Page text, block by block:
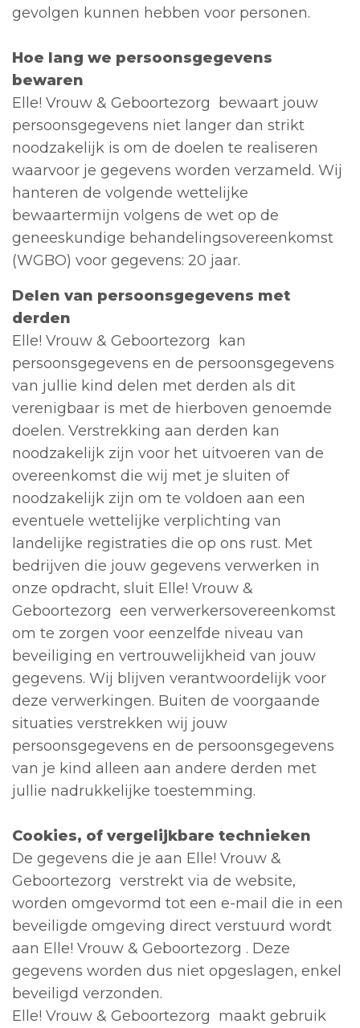
gevolgen kunnen hebben voor personen.
Hoe lang we persoonsgegevens
bewaren
Elle! Vrouw & Geboortezorg bewaart jouw
persoonsgegevens niet langer dan strikt
noodzakelijk is om de doelen te realiseren
waarvoor je gegevens worden verzameld. Wij
hanteren de volgende wettelijke
bewaartermijn volgens de wet op de
geneeskundige behandelingsovereenkomst
(WGBO) voor gegevens: 20 jaar.
Delen van persoonsgegevens met
derden
Elle! Vrouw & Geboortezorg kan
persoonsgegevens en de persoonsgegevens
van jullie kind delen met derden als dit
verenigbaar is met de hierboven genoemde
doelen. Verstrekking aan derden kan
noodzakelijk zijn voor het uitvoeren van de
overeenkomst die wij met je sluiten of
noodzakelijk zijn om te voldoen aan een
eventuele wettelijke verplichting van
landelijke registraties die op ons rust. Met
bedrijven die jouw gegevens verwerken in
onze opdracht, sluit Elle! Vrouw &
Geboortezorg een verwerkersovereenkomst
om te zorgen voor eenzelfde niveau van
beveiliging en vertrouwelijkheid van jouw
gegevens. Wij blijven verantwoordelijk voor
deze verwerkingen. Buiten de voorgaande
situaties verstrekken wij jouw
persoonsgegevens en de persoonsgegevens
van je kind alleen aan andere derden met
jullie nadrukkelijke toestemming.
Cookies, of vergelijkbare technieken
De gegevens die je aan Elle! Vrouw &
Geboortezorg verstrekt via de website,
worden omgevormd tot een e-mail die in een
beveiligde omgeving direct verstuurd wordt
aan Elle! Vrouw & Geboortezorg . Deze
gegevens worden dus niet opgeslagen, enkel
beveiligd verzonden.
Elle! Vrouw & Geboortezorg maakt gebruik